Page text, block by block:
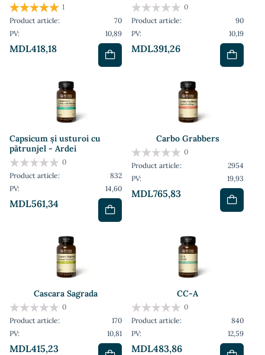
MDL418,18
1
Product article:
70
PV:
10,89
MDL391,26
0
Product article:
90
PV:
10,19
Capsicum și usturoi cu
pătrunjel - Ardei
MDL561,34
0
Product article:
832
PV:
14,60
Carbo Grabbers
MDL765,83
0
Product article:
2954
PV:
19,93
Cascara Sagrada
MDL415,23
0
Product article:
170
PV:
10,81
CC-A
MDL483,86
0
Product article:
840
PV:
12,59